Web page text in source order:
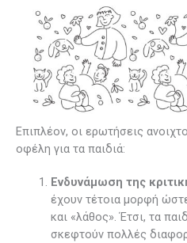
Επιπλέον, οι ερωτήσεις
οφέλη για τα παιδιά:
Ενδυνάμωση της
έχουν τέτοια μορφή
και «λάθος». Έτσι, τα
σκεφτούν πολλές